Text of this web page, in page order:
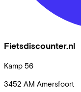
Fietsdiscounter.nl
Kamp 56
3452 AM Amersfoort